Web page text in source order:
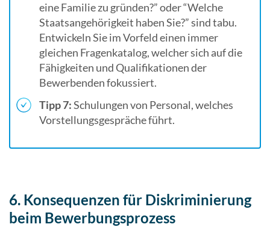
eine Familie zu gründen?” oder “Welche
Staatsangehörigkeit haben Sie?” sind tabu.
Entwickeln Sie im Vorfeld einen immer
gleichen Fragenkatalog, welcher sich auf die
Fähigkeiten und Qualifikationen der
Bewerbenden fokussiert.
Tipp 7:Schulungen von Personal, welches
Vorstellungsgespräche führt.
6. Konsequenzen für Diskriminierung
beim Bewerbungsprozess